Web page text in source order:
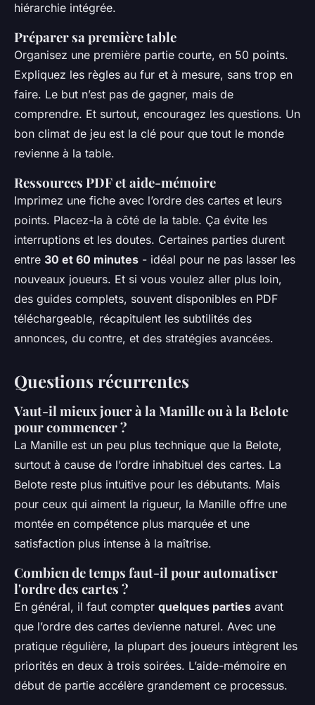
hiérarchie intégrée.
Préparer sa première table
Organisez une première partie courte, en 50 points.
Expliquez les règles au fur et à mesure, sans trop en
faire. Le but n’est pas de gagner, mais de
comprendre. Et surtout, encouragez les questions. Un
bon climat de jeu est la clé pour que tout le monde
revienne à la table.
Ressources PDF et aide-mémoire
Imprimez une fiche avec l’ordre des cartes et leurs
points. Placez-la à côté de la table. Ça évite les
interruptions et les doutes. Certaines parties durent
entre 30 et 60 minutes - idéal pour ne pas lasser les
nouveaux joueurs. Et si vous voulez aller plus loin,
des guides complets, souvent disponibles en PDF
téléchargeable, récapitulent les subtilités des
annonces, du contre, et des stratégies avancées.
Questions récurrentes
Vaut-il mieux jouer à la Manille ou à la Belote
pour commencer ?
La Manille est un peu plus technique que la Belote,
surtout à cause de l’ordre inhabituel des cartes. La
Belote reste plus intuitive pour les débutants. Mais
pour ceux qui aiment la rigueur, la Manille offre une
montée en compétence plus marquée et une
satisfaction plus intense à la maîtrise.
Combien de temps faut-il pour automatiser
l'ordre des cartes ?
En général, il faut compter quelques parties avant
que l’ordre des cartes devienne naturel. Avec une
pratique régulière, la plupart des joueurs intègrent les
priorités en deux à trois soirées. L’aide-mémoire en
début de partie accélère grandement ce processus.